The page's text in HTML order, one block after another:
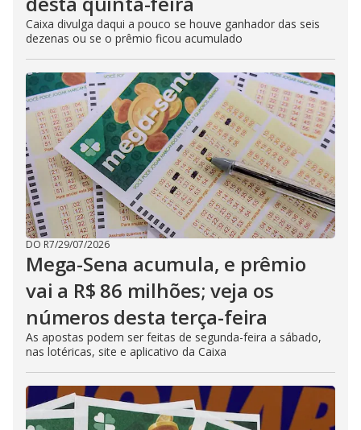
Caixa divulga daqui a pouco se houve ganhador das seis
dezenas ou se o prêmio ficou acumulado
DO R7/29/07/2026
Mega-Sena acumula, e prêmio
vai a R$ 86 milhões; veja os
números desta terça-feira
As apostas podem ser feitas de segunda-feira a sábado,
nas lotéricas, site e aplicativo da Caixa